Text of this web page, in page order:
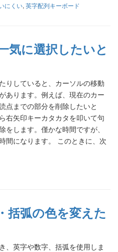
にくい, 英字配列キーボード
気に選択したいと
りしていると、カーソルの移動
あります。例えば、現在のカー
点までの部分を削除したいと
右矢印キーカタカタを叩いて句
をします。僅かな時間ですが、
間になります。 このときに、次
括弧の色を変えた
、英字や数字、括弧を使用しま